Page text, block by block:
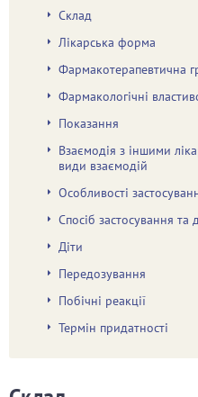
Склад
Лікарська форма
Фармакотерапевтична
Фармакологічні
Показання
Взаємодія з іншими
види взаємодій
Особливості
Спосіб застосування та
Діти
Передозування
Побічні реакції
Термін придатності